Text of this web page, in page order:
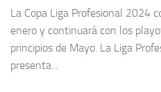
La Copa Liga Profesional 2024
enero y continuará con los
principios de Mayo. La Liga
presenta...